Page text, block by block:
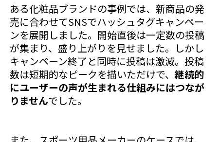
ある化粧品ブランドの事例では、新商品の発
売に合わせてSNSでハッシュタグキャンペー
ンを展開しました。開始直後は一定数の投稿
が集まり、盛り上がりを見せました。しかし
キャンペーン終了と同時に投稿は激減。投稿
数は短期的なピークを描いただけで、 継続的
にユーザーの声が生まれる仕組みにはつなが
りませんでした。